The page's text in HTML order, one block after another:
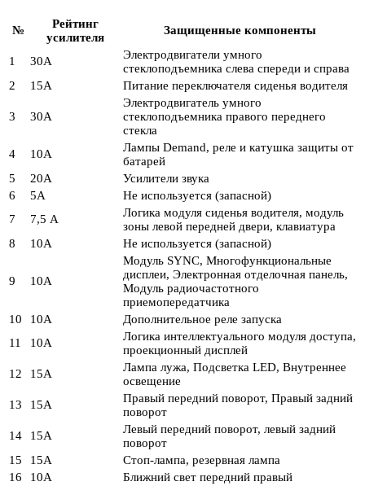
№
Рейтинг
усилителя
Защищенные компоненты
1 30А
Электродвигатели умного
стеклоподъемника слева спереди и справа
2
15А Питание переключателя сиденья водителя
3 30А
Электродвигатель умного
стеклоподъемника правого переднего
стекла
4
10А
Лампы Demand, реле и катушка защиты от
батарей
5
20А
Усилители звука
6
5А
Не используется (запасной)
7
7,5 А
Логика модуля сиденья водителя, модуль
зоны левой передней двери, клавиатура
8
10А Не используется (запасной)
9 10А
Модуль SYNC, Многофункциональные
дисплеи, Электронная отделочная панель,
Модуль радиочастотного
приемопередатчика
10
10А
Дополнительное реле запуска
11
10А
Логика интеллектуального модуля доступа,
проекционный дисплей
12
15А
Лампа лужа, Подсветка LED, Внутреннее
освещение
13
15А
Правый передний поворот, Правый задний
поворот
14
15А
Левый передний поворот, левый задний
поворот
15
15А
Стоп-лампа, резервная лампа
16
10А
Ближний свет передний правый